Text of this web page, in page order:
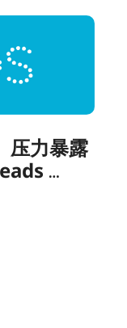
压力暴露